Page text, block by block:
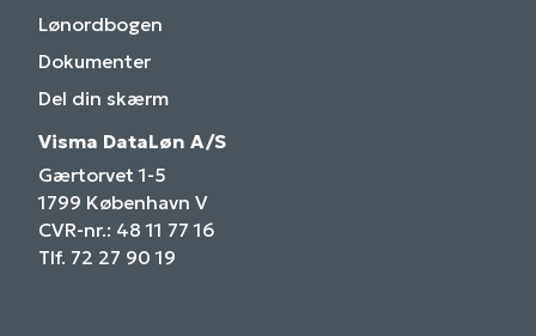
Lønordbogen
Dokumenter
Del din skærm
Visma DataLøn A/S
Gærtorvet 1-5
1799 København V
CVR-nr.: 48 11 77 16
Tlf. 72 27 90 19